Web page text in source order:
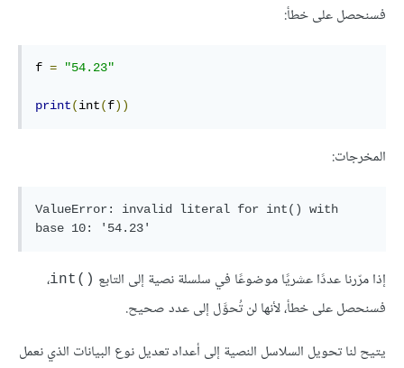
فسنحصل على خطأ:
f = "54.23"
print(int(f))
المخرجات:
ValueError: invalid literal for int() with
base 10: '54.23'
إذا مرّرنا عددًا عشريًا موضوعًا في سلسلة نصية إلى التابع int()‎،
فسنحصل على خطأ، لأنها لن تُحوَّل إلى عدد صحيح.
يتيح لنا تحويل السلاسل النصية إلى أعداد تعديل نوع البيانات الذي نعمل